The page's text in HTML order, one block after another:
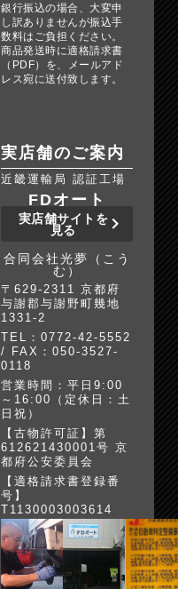
銀行振込の場合、大変申
し訳ありませんが振込手
数料はご負担ください。
商品発送時に適格請求書
（PDF）を、メールアド
レス宛に送付致します。
実店舗のご案内
近畿運輸局 認証工場
FDオート
実店舗サイトを
見る
合同会社光夢（こう
む）
〒629-2311 京都府
与謝郡与謝野町幾地
1331-2
TEL：0772-42-5552
/ FAX：050-3527-
0118
営業時間：平日9:00
～16:00（定休日：土
日祝）
【古物許可証】第
612621430001号 京
都府公安委員会
【適格請求書登録番
号】
T1130003003614